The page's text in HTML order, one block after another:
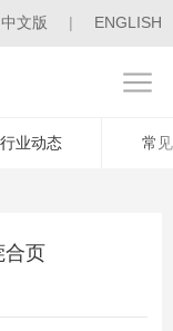
中文版 | ENGLISH
行业动态 常
合页